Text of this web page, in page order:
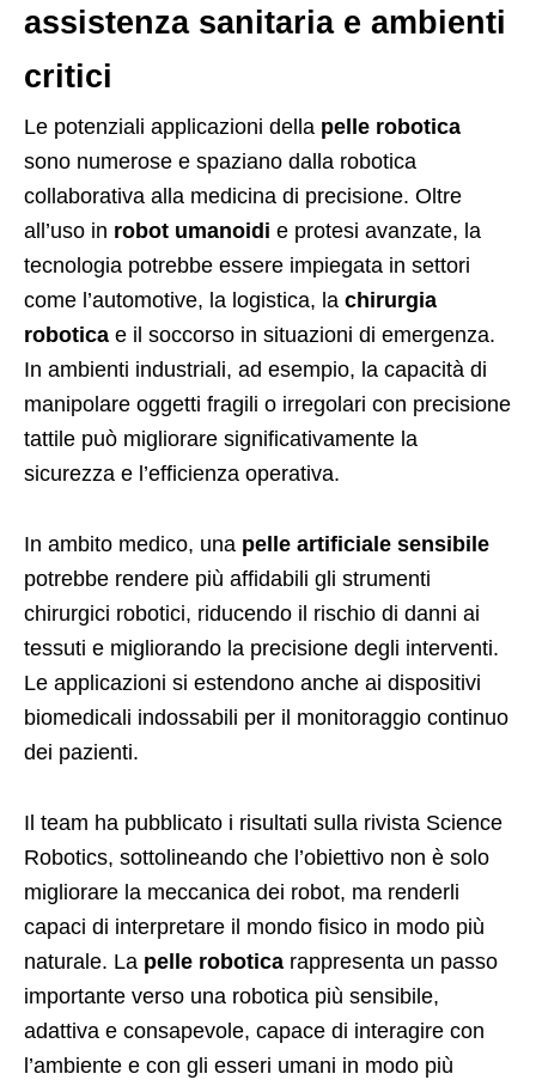
assistenza sanitaria e ambienti
critici
Le potenziali applicazioni della pelle robotica
sono numerose e spaziano dalla robotica
collaborativa alla medicina di precisione. Oltre
all’uso in robot umanoidi e protesi avanzate, la
tecnologia potrebbe essere impiegata in settori
come l’automotive, la logistica, la chirurgia
robotica e il soccorso in situazioni di emergenza.
In ambienti industriali, ad esempio, la capacità di
manipolare oggetti fragili o irregolari con precisione
tattile può migliorare significativamente la
sicurezza e l’efficienza operativa.
In ambito medico, una pelle artificiale sensibile
potrebbe rendere più affidabili gli strumenti
chirurgici robotici, riducendo il rischio di danni ai
tessuti e migliorando la precisione degli interventi.
Le applicazioni si estendono anche ai dispositivi
biomedicali indossabili per il monitoraggio continuo
dei pazienti.
Il team ha pubblicato i risultati sulla rivista Science
Robotics, sottolineando che l’obiettivo non è solo
migliorare la meccanica dei robot, ma renderli
capaci di interpretare il mondo fisico in modo più
naturale. La pelle robotica rappresenta un passo
importante verso una robotica più sensibile,
adattiva e consapevole, capace di interagire con
l’ambiente e con gli esseri umani in modo più